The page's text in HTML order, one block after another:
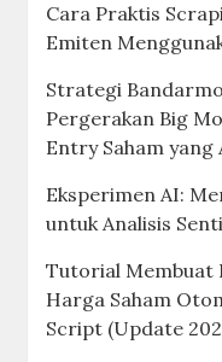
Cara Praktis
Emiten
Strategi
Pergerakan Big
Entry Saham yang
Eksperimen AI:
untuk Analisis
Tutorial Membuat
Harga Saham
Script (Update